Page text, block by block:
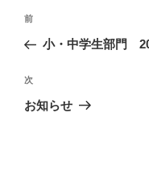
投
ナ
ビ
ゲ
前
の
稿
前
小・中学生部門
次
の
次
お知らせ